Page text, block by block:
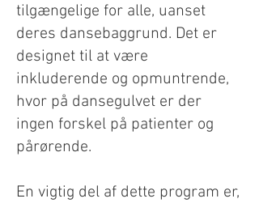
tilgængelige for alle, uanset
deres dansebaggrund. Det er
designet til at være
inkluderende og opmuntrende,
hvor på dansegulvet er der
ingen forskel på patienter og
pårørende.
En vigtig del af dette program er,